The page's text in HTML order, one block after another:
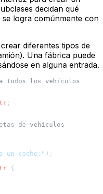
decidan qué
se logra comúnmente con
diferentes tipos de
Una fábrica puede
en alguna entrada.
todos los vehículos
;
de vehículos
un coche." );
{